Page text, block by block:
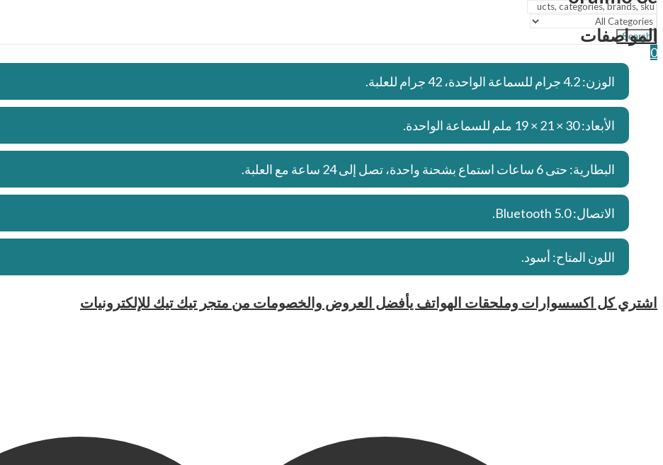
Search
0
المواصفات
الوزن: 4.2 جرام للسماعة الواحدة، 42 جرام للعلبة.
الأبعاد: 30 × 21 × 19 ملم للسماعة الواحدة.
البطارية: حتى 6 ساعات استماع بشحنة واحدة، تصل إلى 24 ساعة مع العلبة.
الاتصال: Bluetooth 5.0.
اللون المتاح: أسود.
اشتري كل اكسسوارات وملحقات الهواتف يأفضل العروض والخصومات من متجر تيك تيك للإلكترونيات